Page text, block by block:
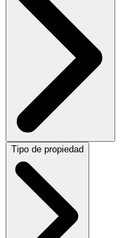
Tipo de propiedad